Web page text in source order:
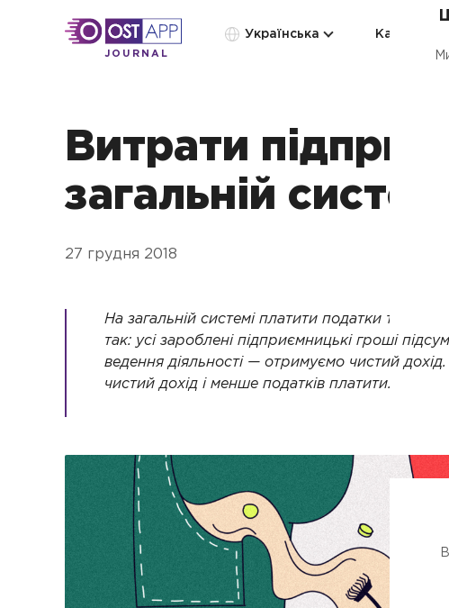
JOURNAL
Українська Категорії
Витрати
загальній системі
27 грудня 2018
На загальній системі платити податки треба з
так: усі зароблені підприємницькі гроші
ведення діяльності — отримуємо чистий
чистий дохід і менше податків платити.